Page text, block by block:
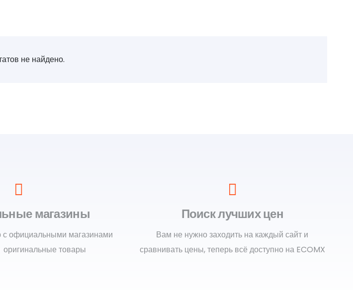
не найдено.
магазины
с официальными магазинами
товары
Поиск лучших цен
Вам не нужно заходить на каждый сайт и
сравнивать цены, теперь всё доступно на ECOMX